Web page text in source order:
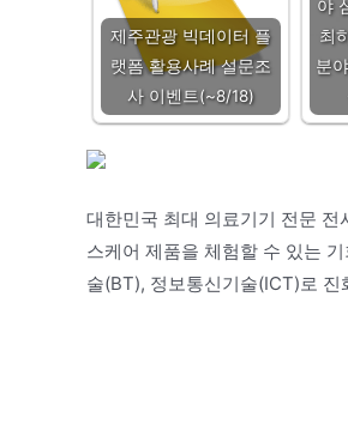
제주관광 빅데이터 플
랫폼 활용사례 설문조
사 이벤트(~8/18)
야
최
분
대한민국 최대 의료기기 전문
스케어 제품을 체험할 수 있는
술(BT), 정보통신기술(ICT)로